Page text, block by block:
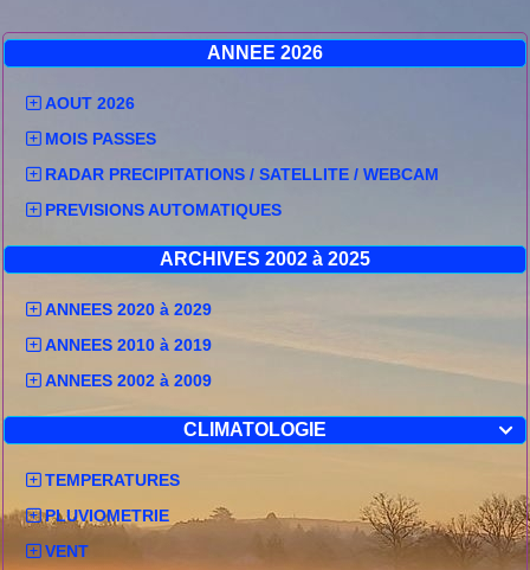
ANNEE 2026
AOUT 2026
MOIS PASSES
RADAR PRECIPITATIONS / SATELLITE / WEBCAM
PREVISIONS AUTOMATIQUES
ARCHIVES 2002 à 2025
ANNEES 2020 à 2029
ANNEES 2010 à 2019
ANNEES 2002 à 2009

CLIMATOLOGIE
TEMPERATURES
PLUVIOMETRIE
VENT